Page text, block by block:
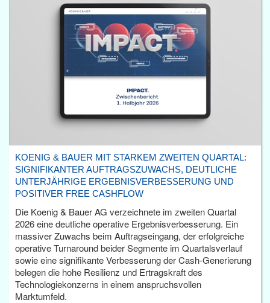
KOENIG & BAUER MIT STARKEM ZWEITEN QUARTAL:
SIGNIFIKANTER AUFTRAGSZUWACHS, DEUTLICHE
UNTERJÄHRIGE ERGEBNISVERBESSERUNG UND
POSITIVER FREE CASHFLOW
Die Koenig & Bauer AG verzeichnete im zweiten Quartal
2026 eine deutliche operative Ergebnisverbesserung. Ein
massiver Zuwachs beim Auftragseingang, der erfolgreiche
operative Turnaround beider Segmente im Quartalsverlauf
sowie eine signifikante Verbesserung der Cash-Generierung
belegen die hohe Resilienz und Ertragskraft des
Technologiekonzerns in einem anspruchsvollen
Marktumfeld.